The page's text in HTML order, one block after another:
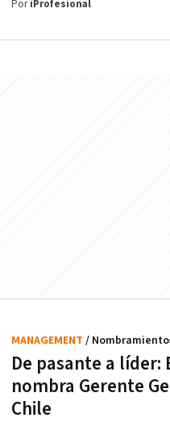
PoriProfesional
De pasante a
nombra Gerente
Chile
MANAGEMENT /